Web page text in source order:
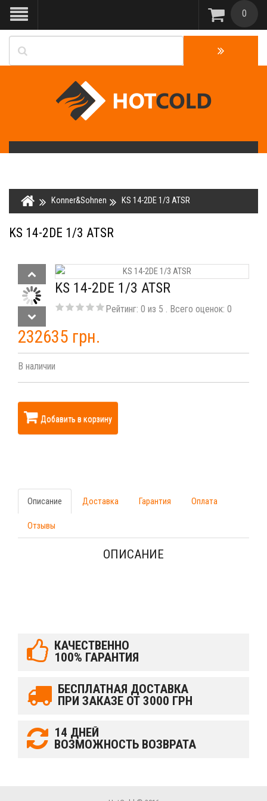
0
Konner&Sohnen KS 14-2DE 1/3 ATSR
KS 14-2DE 1/3 ATSR
KS 14-2DE 1/3 ATSR
Рейтинг:0 из 5 . Всего оценок:0
232635 грн.
В наличии
Добавить в корзину
Описание Доставка Гарантия Оплата
Отзывы
ОПИСАНИЕ
КАЧЕСТВЕННО
100% ГАРАНТИЯ
БЕСПЛАТНАЯ ДОСТАВКА
ПРИ ЗАКАЗЕ ОТ 3000 ГРН
14 ДНЕЙ
ВОЗМОЖНОСТЬ ВОЗВРАТА